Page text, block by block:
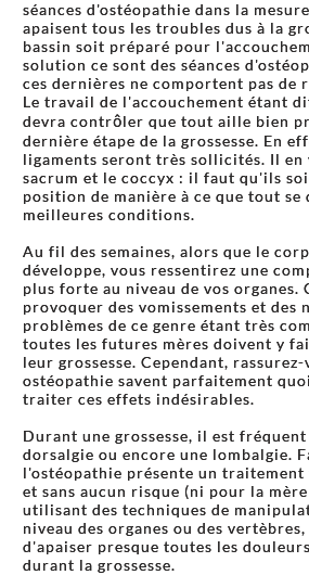
séances d'ostéopathie dans la
apaisent tous les troubles dus à la
bassin soit préparé pour
solution ce sont des séances
ces dernières ne comportent pas de
Le travail de l'accouchement étant
devra contrôler que tout aille bien
dernière étape de la grossesse. En
ligaments seront très sollicités. Il en
sacrum et le coccyx : il faut qu'ils
position de manière à ce que tout se
meilleures conditions.
Au fil des semaines, alors que le
développe, vous ressentirez une
plus forte au niveau de vos organes.
provoquer des vomissements et des
problèmes de ce genre étant très
toutes les futures mères doivent y
leur grossesse. Cependant,
ostéopathie savent parfaitement
traiter ces effets indésirables.
Durant une grossesse, il est
dorsalgie ou encore une lombalgie.
l'ostéopathie présente un
et sans aucun risque (ni pour la
utilisant des techniques de
niveau des organes ou des
d'apaiser presque toutes les
durant la grossesse.